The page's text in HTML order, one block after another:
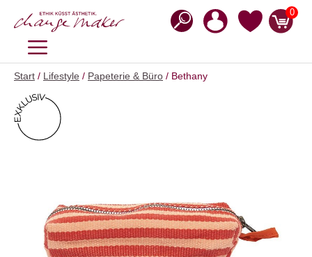
Inhalt
0
MENÜ
Start / Lifestyle / Papeterie & Büro / Bethany